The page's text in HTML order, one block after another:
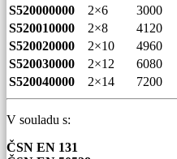
S520000000
2×6 3000
S520010000
2×8 4120
S520020000
2×10 4960
S520030000
2×12 6080
S520040000
2×14 7200
V souladu s:
ČSN EN 131